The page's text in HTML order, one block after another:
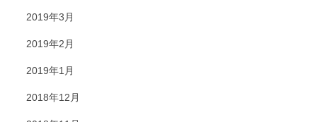
2019年3月
2019年2月
2019年1月
2018年12月